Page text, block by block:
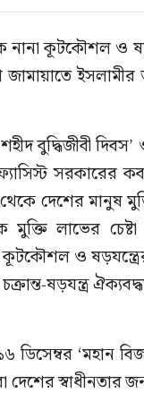
নানা কূটকৌশল ও
জামায়াতে
বুদ্ধিজীবী দিবস’
সরকারের
মানুষ মুক্তি
লাভের
কূটকৌশল ও
ষড়যন্ত্র
ডিসেম্বর ‘মহান
স্বাধীনতার